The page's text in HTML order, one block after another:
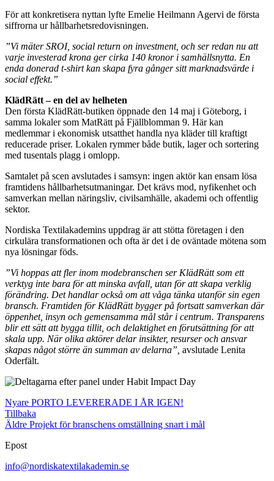
För att konkretisera nyttan lyfte Emelie Heilmann Agervi de första
siffrorna ur hållbarhetsredovisningen.
”Vi mäter SROI, social return on investment, och ser redan nu att
varje investerad krona ger cirka 140 kronor i samhällsnytta. En
enda donerad t-shirt kan skapa fyra gånger sitt marknadsvärde i
social effekt.”
KlädRätt – en del av helheten
Den första KlädRätt-butiken öppnade den 14 maj i Göteborg, i
samma lokaler som MatRätt på Fjällblomman 9. Här kan
medlemmar i ekonomisk utsatthet handla nya kläder till kraftigt
reducerade priser. Lokalen rymmer både butik, lager och sortering
med tusentals plagg i omlopp.
Samtalet på scen avslutades i samsyn: ingen aktör kan ensam lösa
framtidens hållbarhetsutmaningar. Det krävs mod, nyfikenhet och
samverkan mellan näringsliv, civilsamhälle, akademi och offentlig
sektor.
Nordiska Textilakademins uppdrag är att stötta företagen i den
cirkulära transformationen och ofta är det i de oväntade mötena som
nya lösningar föds.
”Vi hoppas att fler inom modebranschen ser KlädRätt som ett
verktyg inte bara för att minska avfall, utan för att skapa verklig
förändring. Det handlar också om att våga tänka utanför sin egen
bransch. Framtiden för KlädRätt bygger på fortsatt samverkan där
öppenhet, insyn och gemensamma mål står i centrum. Transparens
blir ett sätt att bygga tillit, och delaktighet en förutsättning för att
skala upp. När olika aktörer delar insikter, resurser och ansvar
skapas något större än summan av delarna”, avslutade Lenita
Oderfält.
Nyare PORTO LEVERERADE I ÅR IGEN!
Tillbaka
Äldre Projekt för branschens omställning snart i mål
Epost
info@nordiskatextilakademin.se